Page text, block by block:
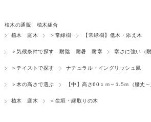
植木の通販 植木組合
植木 庭木
＞常緑樹 【常緑樹】低木・添え木
＞気候条件で探す 耐陰 耐暑 耐寒 寒さに強い（
＞テイストで探す ナチュラル・イングリッシュ風
＞木の高さで選ぶ 【中】高さ60ｃｍ～1.5ｍ（腰丈～
植木 庭木 ＞生垣・縁取りの木